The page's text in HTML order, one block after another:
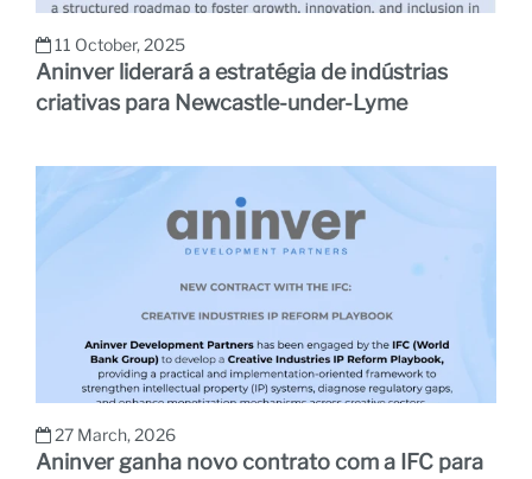
11 October, 2025
Aninver liderará a estratégia de indústrias
criativas para Newcastle-under-Lyme
27 March, 2026
Aninver ganha novo contrato com a IFC para